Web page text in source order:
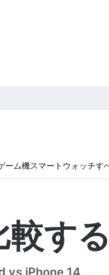
ーム機スマートウォッチす
する
vs iPhone 14